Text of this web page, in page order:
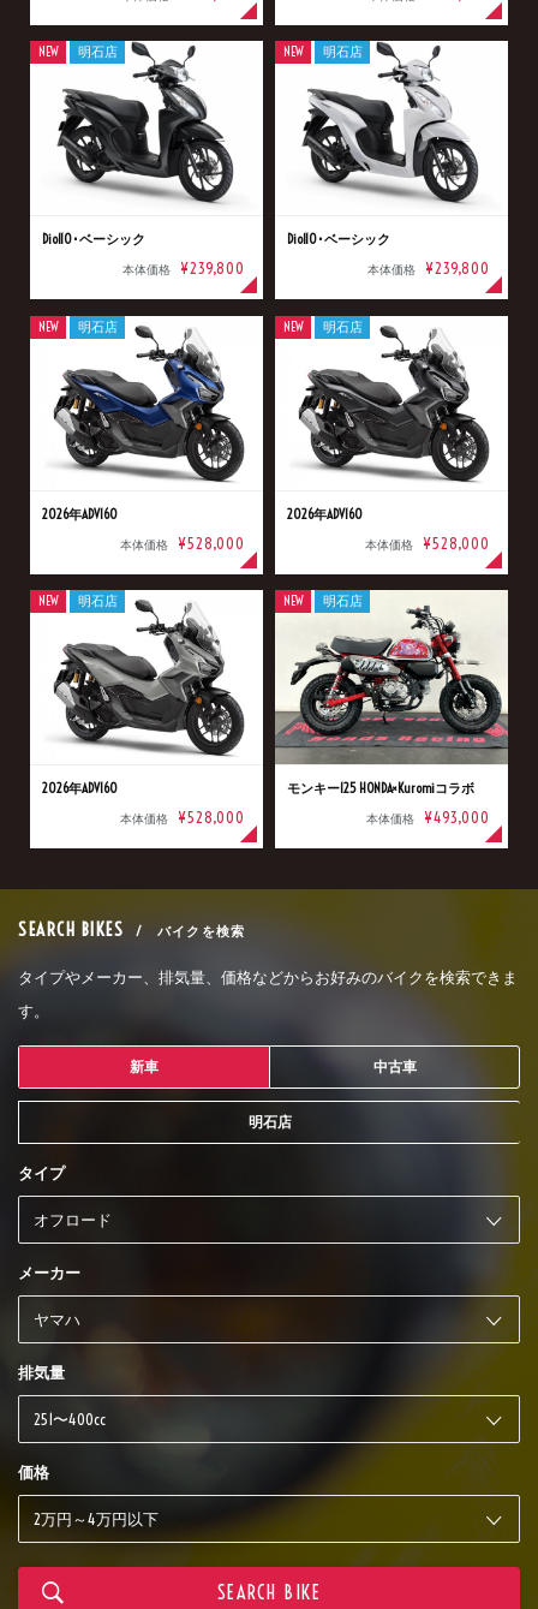
Dio110･ベーシック
本体価格 ¥239,800
NEW 明石店
Dio110･ベーシック
本体価格 ¥239,800
NEW 明石店
2026年ADV160
本体価格 ¥528,000
NEW 明石店
2026年ADV160
本体価格 ¥528,000
NEW 明石店
2026年ADV160
本体価格 ¥528,000
NEW 明石店
モンキー125 HONDA×Kuromiコラボ
本体価格 ¥493,000
NEW 明石店
SEARCH BIKES / バイクを検索
タイプやメーカー、排気量、価格などからお好みのバイクを検索できま
す。
新車 中古車
明石店
タイプ
メーカー
排気量
価格